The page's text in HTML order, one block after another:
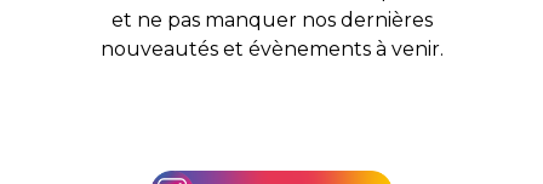
et ne pas manquer nos dernières
nouveautés et évènements à venir.